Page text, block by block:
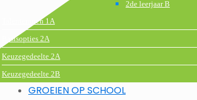
2de leerjaar B
Talentenuren 1A
Basisopties 2A
Keuzegedeelte 2A
Keuzegedeelte 2B
GROEIEN OP SCHOOL